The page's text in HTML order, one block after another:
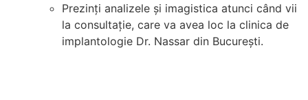
Prezinți analizele și imagistica atunci când vii
la consultație, care va avea loc la clinica de
implantologie Dr. Nassar din București.